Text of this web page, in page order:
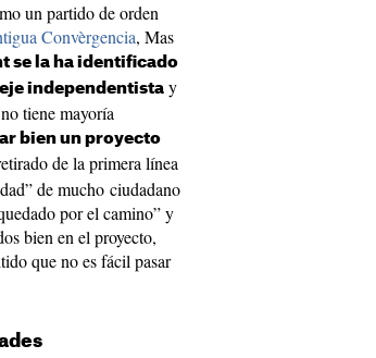
un partido de orden
Convèrgencia, Mas
se la ha identificado
independentista y
tiene mayoría
bien un proyecto
de la primera línea
de mucho ciudadano
por el camino” y
bien en el proyecto,
que no es fácil pasar